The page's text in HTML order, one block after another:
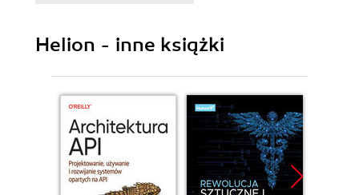
Rozdział 2. Importowanie obrazów (23)
Ustawianie preferencji importu (24)
Importowanie obrazów (26)
Korzystanie z katalogów (36)
Rozdział 3. Poruszanie się w module Library (45)
Korzystanie z paska narzędzi (46)
Wybór źródła dla biblioteki (47)
Wybór widoku modułu Library (48)
Helion - inne książki